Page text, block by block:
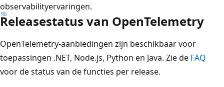
observabilityervaringen.
Releasestatus van OpenTelemetry
OpenTelemetry-aanbiedingen zijn beschikbaar voor
toepassingen .NET, Node.js, Python en Java. Zie de FAQ
voor de status van de functies per release.